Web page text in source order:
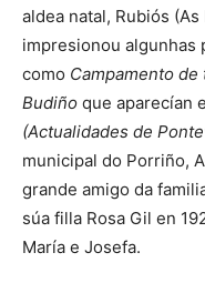
aldea natal, Rubiós
impresionou algunhas
como Campamento de
Budiño que aparecían
(Actualidades de
municipal do Porriño,
grande amigo da
súa filla Rosa Gil en
María e Josefa.